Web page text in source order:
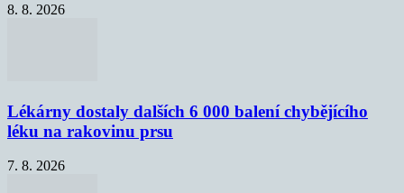
8. 8. 2026
Lékárny dostaly dalších 6 000 balení chybějícího
léku na rakovinu prsu
7. 8. 2026